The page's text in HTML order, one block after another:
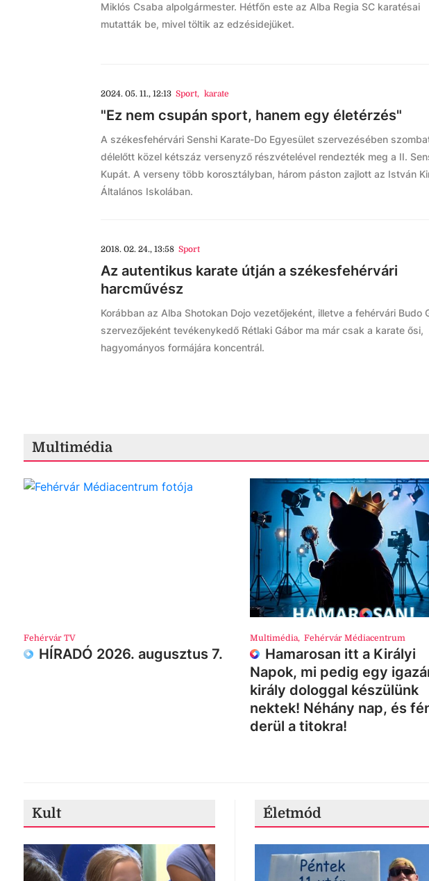
Miklós Csaba alpolgármester. Hétfőn este az Alba Regia SC karatésai
mutatták be, mivel töltik az edzésidejüket.
2024. 05. 11., 12:13 Sport, karate
"Ez nem csupán sport, hanem egy életérzés"
A székesfehérvári Senshi Karate-Do Egyesület szervezésében
délelőtt közel kétszáz versenyző részvételével rendezték meg a II.
Kupát. A verseny több korosztályban, három páston zajlott az István
Általános Iskolában.
2018. 02. 24., 13:58 Sport
Az autentikus karate útján a székesfehérvári
harcművész
Korábban az Alba Shotokan Dojo vezetőjeként, illetve a fehérvári Budo
szervezőjeként tevékenykedő Rétlaki Gábor ma már csak a karate ősi,
hagyományos formájára koncentrál.
Multimédia
Fehérvár TV
HÍRADÓ 2026. augusztus 7.
Multimédia, Fehérvár Médiacentrum
Hamarosan itt a Királyi
Napok, mi pedig egy
király dologgal készülünk
nektek! Néhány nap, és
derül a titokra!
Kult Életmód